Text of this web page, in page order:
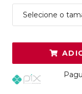
Selecione o